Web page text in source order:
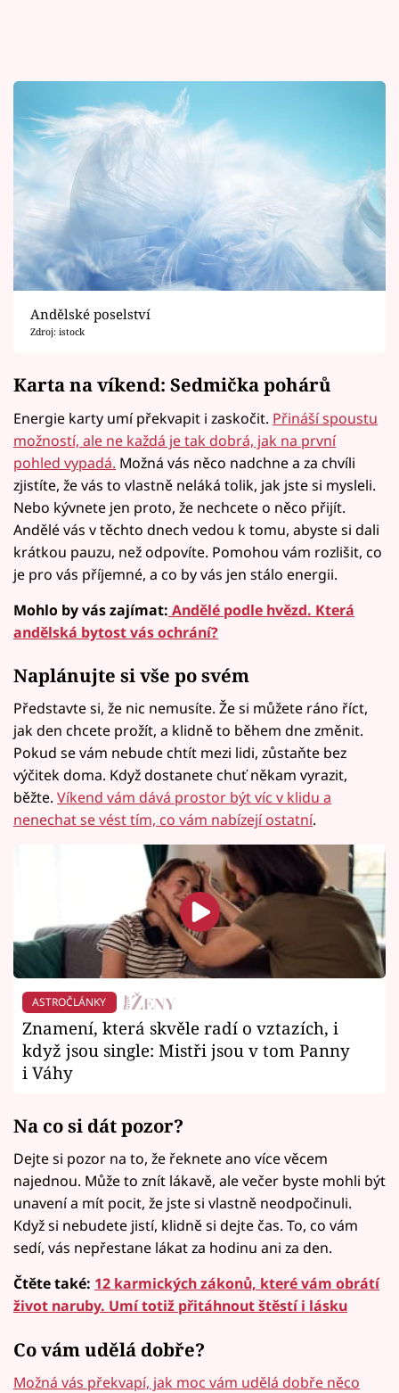
Andělské poselství
Zdroj: istock
Karta na víkend: Sedmička pohárů
Energie karty umí překvapit i zaskočit. Přináší spoustu
možností, ale ne každá je tak dobrá, jak na první
pohled vypadá. Možná vás něco nadchne a za chvíli
zjistíte, že vás to vlastně neláká tolik, jak jste si mysleli.
Nebo kývnete jen proto, že nechcete o něco přijít.
Andělé vás v těchto dnech vedou k tomu, abyste si dali
krátkou pauzu, než odpovíte. Pomohou vám rozlišit, co
je pro vás příjemné, a co by vás jen stálo energii.
Mohlo by vás zajímat: Andělé podle hvězd. Která
andělská bytost vás ochrání?
Naplánujte si vše po svém
Představte si, že nic nemusíte. Že si můžete ráno říct,
jak den chcete prožít, a klidně to během dne změnit.
Pokud se vám nebude chtít mezi lidi, zůstaňte bez
výčitek doma. Když dostanete chuť někam vyrazit,
běžte. Víkend vám dává prostor být víc v klidu a
nenechat se vést tím, co vám nabízejí ostatní.
ASTROČLÁNKY
Znamení, která skvěle radí o vztazích, i
když jsou single: Mistři jsou v tom Panny
i Váhy
Na co si dát pozor?
Dejte si pozor na to, že řeknete ano více věcem
najednou. Může to znít lákavě, ale večer byste mohli být
unavení a mít pocit, že jste si vlastně neodpočinuli.
Když si nebudete jistí, klidně si dejte čas. To, co vám
sedí, vás nepřestane lákat za hodinu ani za den.
Čtěte také: 12 karmických zákonů, které vám obrátí
život naruby. Umí totiž přitáhnout štěstí i lásku
Co vám udělá dobře?
Možná vás překvapí, jak moc vám udělá dobře něco